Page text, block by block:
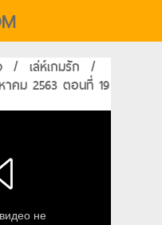
/ เล่ห์เกมรัก /
าคม 2563 ตอนที่ 19